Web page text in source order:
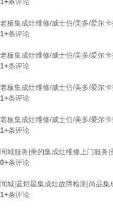
1+条评论
老板集成灶维修/威士伯/美多/爱尔
1+条评论
老板集成灶维修/威士伯/美多/爱尔
1+条评论
老板集成灶维修/威士伯/美多/爱尔
1+条评论
老板集成灶维修/威士伯/美多/爱尔
1+条评论
同城服务|美的集成灶维修上门服务
0+条评论
同城|蓝炬星集成灶故障检测|尚品
1+条评论